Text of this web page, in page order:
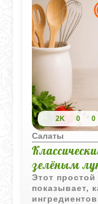
2K 0 0
Салаты
зелёным
Этот
показывает,